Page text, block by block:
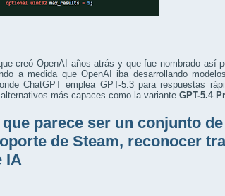
creó OpenAI años atrás y que fue nombrado así
a medida que OpenAI iba desarrollando
ChatGPT emplea GPT-5.3 para respuestas
más capaces como la variante GPT-5.4
parece ser un conjunto
de Steam, reconocer
IA